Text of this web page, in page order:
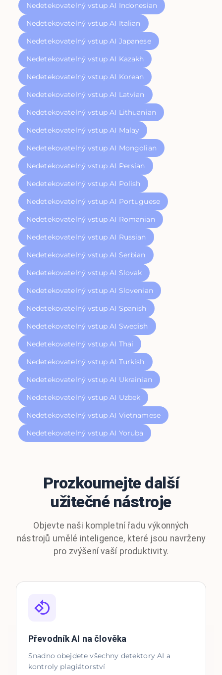
Nedetekovatelný vstup AI Indonesian
Nedetekovatelný vstup AI Italian
Nedetekovatelný vstup AI Japanese
Nedetekovatelný vstup AI Kazakh
Nedetekovatelný vstup AI Korean
Nedetekovatelný vstup AI Latvian
Nedetekovatelný vstup AI Lithuanian
Nedetekovatelný vstup AI Malay
Nedetekovatelný vstup AI Mongolian
Nedetekovatelný vstup AI Persian
Nedetekovatelný vstup AI Polish
Nedetekovatelný vstup AI Portuguese
Nedetekovatelný vstup AI Romanian
Nedetekovatelný vstup AI Russian
Nedetekovatelný vstup AI Serbian
Nedetekovatelný vstup AI Slovak
Nedetekovatelný vstup AI Slovenian
Nedetekovatelný vstup AI Spanish
Nedetekovatelný vstup AI Swedish
Nedetekovatelný vstup AI Thai
Nedetekovatelný vstup AI Turkish
Nedetekovatelný vstup AI Ukrainian
Nedetekovatelný vstup AI Uzbek
Nedetekovatelný vstup AI Vietnamese
Nedetekovatelný vstup AI Yoruba
Prozkoumejte další
užitečné nástroje
Objevte naši kompletní řadu výkonných
nástrojů umělé inteligence, které jsou navrženy
pro zvýšení vaší produktivity.
Převodník AI na člověka
Snadno obejdete všechny detektory AI a
kontroly plagiátorství